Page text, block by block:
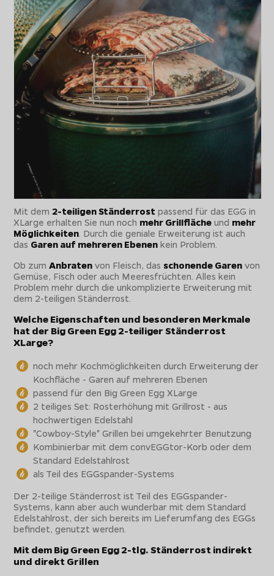
Mit dem 2-teiligen Ständerrost passend für das EGG in
XLarge erhalten Sie nun noch mehr Grillfläche und mehr
Möglichkeiten . Durch die geniale Erweiterung ist auch
das Garen auf mehreren Ebenen kein Problem.
Ob zumAnbraten von Fleisch, das schonende Garen von
Gemüse, Fisch oder auch Meeresfrüchten. Alles kein
Problem mehr durch die unkomplizierte Erweiterung mit
dem 2-teiligen Ständerrost.
Welche Eigenschaften und besonderen Merkmale
hat der Big Green Egg 2-teiliger Ständerrost
XLarge?
noch mehr Kochmöglichkeiten durch Erweiterung der
Kochfläche - Garen auf mehreren Ebenen
passend für den Big Green Egg XLarge
2 teiliges Set: Rosterhöhung mit Grillrost - aus
hochwertigen Edelstahl
"Cowboy-Style" Grillen bei umgekehrter Benutzung
Kombinierbar mit dem convEGGtor-Korb oder dem
Standard Edelstahlrost
als Teil des EGGspander-Systems
Der 2-teilige Ständerrost ist Teil des EGGspander-
Systems, kann aber auch wunderbar mit dem Standard
Edelstahlrost, der sich bereits im Lieferumfang des EGGs
befindet, genutzt werden.
Mit dem Big Green Egg 2-tlg. Ständerrost indirekt
und direkt Grillen